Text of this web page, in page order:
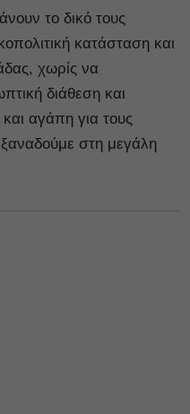
το δικό τους
κατάσταση και
χωρίς να
διάθεση και
και αγάπη για τους
ξαναδούμε στη μεγάλη